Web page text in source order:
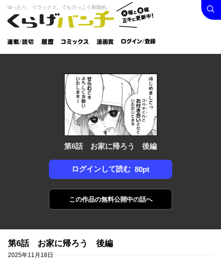
くらげバンチ
火曜と
金曜正
午に更
新中！
ゆったり、リラックス。でもけっこう刺激的。
連載/読
切
履
歴
コミック
漫画
賞
ログイン /
登録
検索
第6話 お家に帰ろう 後編
ログインして読む 80pt
この作品の無料公開中の話へ
第6話 お家に帰ろう 後編
2025年11月18日